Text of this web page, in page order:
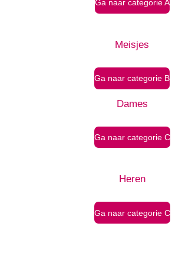
Ga naar categorie A
Meisjes
Ga naar categorie B
Dames
Ga naar categorie C
Heren
Ga naar categorie C